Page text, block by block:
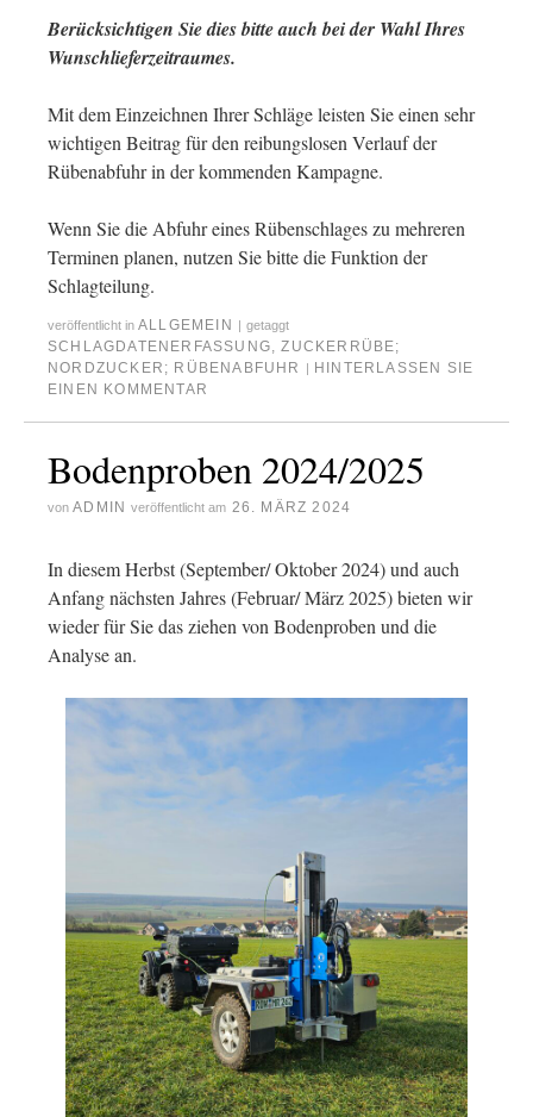
Berücksichtigen Sie dies bitte auch bei der Wahl Ihres
Wunschlieferzeitraumes.
Mit dem Einzeichnen Ihrer Schläge leisten Sie einen sehr
wichtigen Beitrag für den reibungslosen Verlauf der
Rübenabfuhr in der kommenden Kampagne.
Wenn Sie die Abfuhr eines Rübenschlages zu mehreren
Terminen planen, nutzen Sie bitte die Funktion der
Schlagteilung.
veröffentlicht in ALLGEMEIN getaggt
SCHLAGDATENERFASSUNG,ZUCKERRÜBE;
NORDZUCKER; RÜBENABFUHR
HINTERLASSEN SIE
EINEN KOMMENTAR
Bodenproben 2024/2025
von ADMIN veröffentlicht am 26. MÄRZ 2024
In diesem Herbst (September/ Oktober 2024) und auch
Anfang nächsten Jahres (Februar/ März 2025) bieten wir
wieder für Sie das ziehen von Bodenproben und die
Analyse an.